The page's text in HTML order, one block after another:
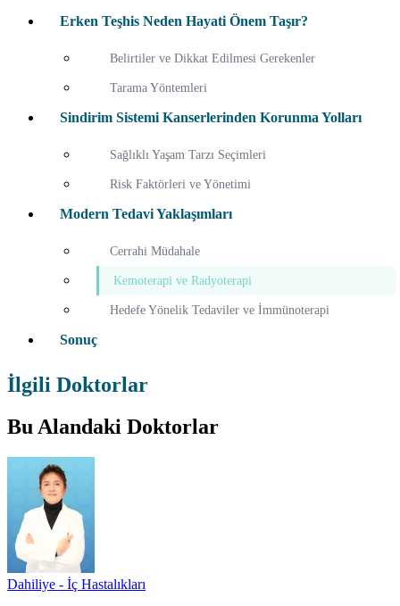
Erken Teşhis Neden Hayati Önem Taşır?
Belirtiler ve Dikkat Edilmesi Gerekenler
Tarama Yöntemleri
Sindirim Sistemi Kanserlerinden Korunma Yolları
Sağlıklı Yaşam Tarzı Seçimleri
Risk Faktörleri ve Yönetimi
Modern Tedavi Yaklaşımları
Cerrahi Müdahale
Kemoterapi ve Radyoterapi
Hedefe Yönelik Tedaviler ve İmmünoterapi
Sonuç
İlgili Doktorlar
Bu Alandaki Doktorlar
Dahiliye - İç Hastalıkları